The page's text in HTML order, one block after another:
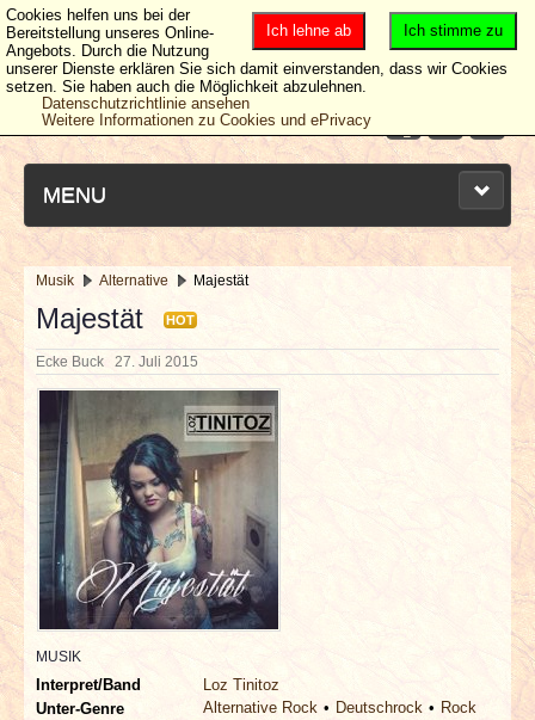
MENU
NEUESTE ARTIKEL
NEWS & DATES
BERICHTE
VERLOSUNGEN
INTERVIEWS
SPECIALS
REDAKTION
Musik Alternative Majestät
Majestät HOT
Ecke Buck 27. Juli 2015
MUSIK
Interpret/Band
Loz Tinitoz
Unter-Genre
Alternative Rock Deutschrock
Rock
Ich stimme zu
Ich lehne ab
Cookies helfen uns bei der
Bereitstellung unseres Online-
Angebots. Durch die Nutzung
unserer Dienste erklären Sie sich damit einverstanden, dass wir Cookies
setzen. Sie haben auch die Möglichkeit abzulehnen.
Datenschutzrichtlinie ansehen
Weitere Informationen zu Cookies und ePrivacy